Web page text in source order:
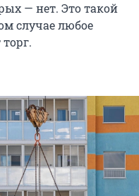
— нет. Это такой
случае любое